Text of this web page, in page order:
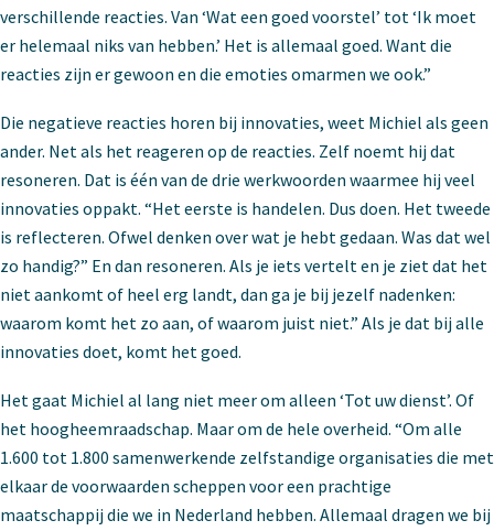
verschillende reacties. Van ‘Wat een goed voorstel’ tot ‘Ik moet
er helemaal niks van hebben.’ Het is allemaal goed. Want die
reacties zijn er gewoon en die emoties omarmen we ook.”
Die negatieve reacties horen bij innovaties, weet Michiel als geen
ander. Net als het reageren op de reacties. Zelf noemt hij dat
resoneren. Dat is één van de drie werkwoorden waarmee hij veel
innovaties oppakt. “Het eerste is handelen. Dus doen. Het tweede
is reflecteren. Ofwel denken over wat je hebt gedaan. Was dat wel
zo handig?” En dan resoneren. Als je iets vertelt en je ziet dat het
niet aankomt of heel erg landt, dan ga je bij jezelf nadenken:
waarom komt het zo aan, of waarom juist niet.” Als je dat bij alle
innovaties doet, komt het goed.
Het gaat Michiel al lang niet meer om alleen ‘Tot uw dienst’. Of
het hoogheemraadschap. Maar om de hele overheid. “Om alle
1.600 tot 1.800 samenwerkende zelfstandige organisaties die met
elkaar de voorwaarden scheppen voor een prachtige
maatschappij die we in Nederland hebben. Allemaal dragen we bij